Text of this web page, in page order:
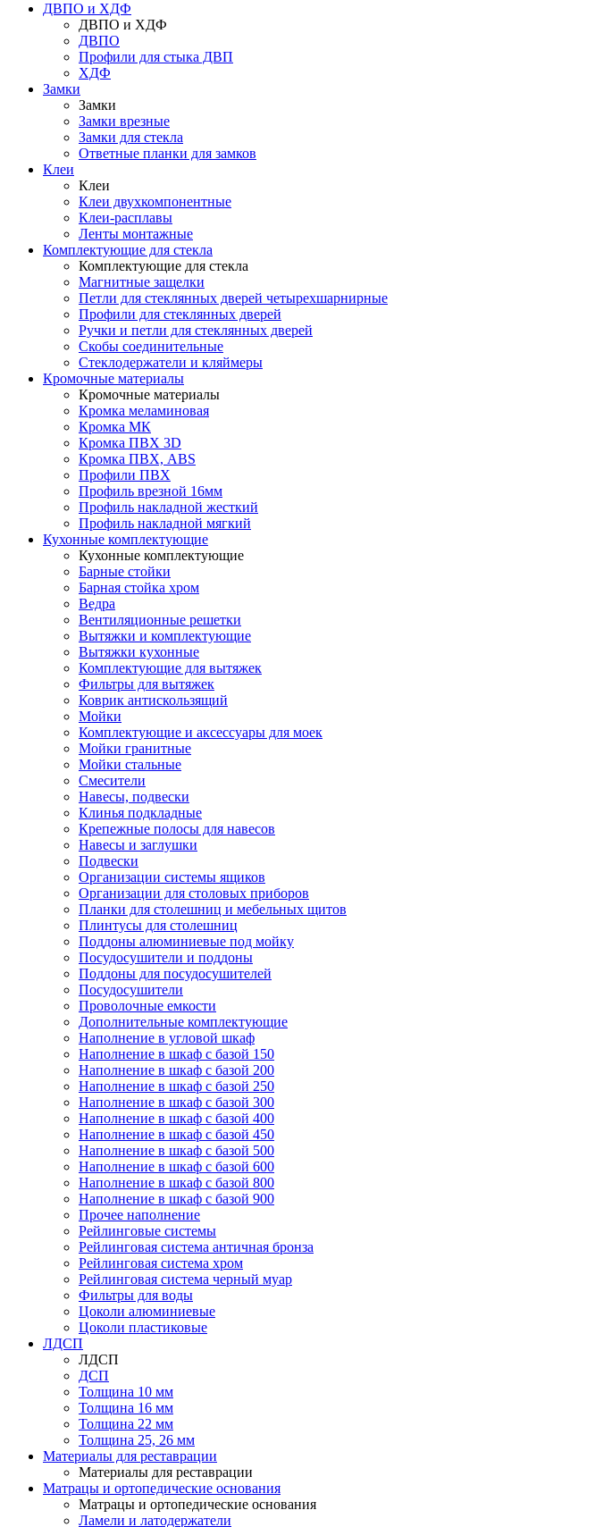
ДВПО и ХДФ
ДВПО и ХДФ
ДВПО
Профили для стыка ДВП
ХДФ
Замки
Замки
Замки врезные
Замки для стекла
Ответные планки для замков
Клеи
Клеи
Клеи двухкомпонентные
Клеи-расплавы
Ленты монтажные
Комплектующие для стекла
Комплектующие для стекла
Магнитные защелки
Петли для стеклянных дверей четырехшарнирные
Профили для стеклянных дверей
Ручки и петли для стеклянных дверей
Скобы соединительные
Стеклодержатели и кляймеры
Кромочные материалы
Кромочные материалы
Кромка меламиновая
Кромка МК
Кромка ПВХ 3D
Кромка ПВХ, ABS
Профили ПВХ
Профиль врезной 16мм
Профиль накладной жесткий
Профиль накладной мягкий
Кухонные комплектующие
Кухонные комплектующие
Барные стойки
Барная стойка хром
Ведра
Вентиляционные решетки
Вытяжки и комплектующие
Вытяжки кухонные
Комплектующие для вытяжек
Фильтры для вытяжек
Коврик антискользящий
Мойки
Комплектующие и аксессуары для моек
Мойки гранитные
Мойки стальные
Смесители
Навесы, подвески
Клинья подкладные
Крепежные полосы для навесов
Навесы и заглушки
Подвески
Организации системы ящиков
Организации для столовых приборов
Планки для столешниц и мебельных щитов
Плинтусы для столешниц
Поддоны алюминиевые под мойку
Посудосушители и поддоны
Поддоны для посудосушителей
Посудосушители
Проволочные емкости
Дополнительные комплектующие
Наполнение в угловой шкаф
Наполнение в шкаф с базой 150
Наполнение в шкаф с базой 200
Наполнение в шкаф с базой 250
Наполнение в шкаф с базой 300
Наполнение в шкаф с базой 400
Наполнение в шкаф с базой 450
Наполнение в шкаф с базой 500
Наполнение в шкаф с базой 600
Наполнение в шкаф с базой 800
Наполнение в шкаф с базой 900
Прочее наполнение
Рейлинговые системы
Рейлинговая система античная бронза
Рейлинговая система хром
Рейлинговая система черный муар
Фильтры для воды
Цоколи алюминиевые
Цоколи пластиковые
ЛДСП
ЛДСП
ДСП
Толщина 10 мм
Толщина 16 мм
Толщина 22 мм
Толщина 25, 26 мм
Материалы для реставрации
Материалы для реставрации
Матрацы и ортопедические основания
Матрацы и ортопедические основания
Ламели и латодержатели